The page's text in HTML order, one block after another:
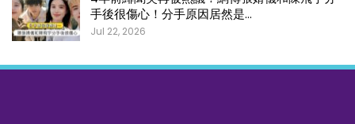
手後很傷心！分手原因居然是…
Jul 22, 2026